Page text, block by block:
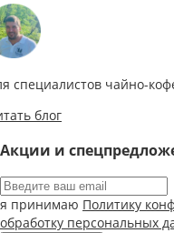
специалистов чайно-
блог
Акции и
я принимаю Политику
обработку персональных